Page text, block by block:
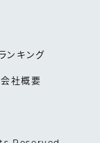
ンキング
会社概要